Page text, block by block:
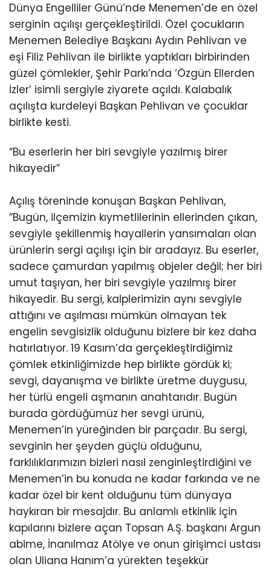
Dünya Engelliler Günü’nde Menemen’de en özel
serginin açılışı gerçekleştirildi. Özel çocukların
Menemen Belediye Başkanı Aydın Pehlivan ve
eşi Filiz Pehlivan ile birlikte yaptıkları birbirinden
güzel çömlekler, Şehir Parkı’nda ‘Özgün Ellerden
İzler’ isimli sergiyle ziyarete açıldı. Kalabalık
açılışta kurdeleyi Başkan Pehlivan ve çocuklar
birlikte kesti.
“Bu eserlerin her biri sevgiyle yazılmış birer
hikayedir”
Açılış töreninde konuşan Başkan Pehlivan,
“Bugün, ilçemizin kıymetlilerinin ellerinden çıkan,
sevgiyle şekillenmiş hayallerin yansımaları olan
ürünlerin sergi açılışı için bir aradayız. Bu eserler,
sadece çamurdan yapılmış objeler değil; her biri
umut taşıyan, her biri sevgiyle yazılmış birer
hikayedir. Bu sergi, kalplerimizin aynı sevgiyle
attığını ve aşılması mümkün olmayan tek
engelin sevgisizlik olduğunu bizlere bir kez daha
hatırlatıyor. 19 Kasım’da gerçekleştirdiğimiz
çömlek etkinliğimizde hep birlikte gördük ki;
sevgi, dayanışma ve birlikte üretme duygusu,
her türlü engeli aşmanın anahtarıdır. Bugün
burada gördüğümüz her sevgi ürünü,
Menemen’in yüreğinden bir parçadır. Bu sergi,
sevginin her şeyden güçlü olduğunu,
farklılıklarımızın bizleri nasıl zenginleştirdiğini ve
Menemen’in bu konuda ne kadar farkında ve ne
kadar özel bir kent olduğunu tüm dünyaya
haykıran bir mesajdır. Bu anlamlı etkinlik için
kapılarını bizlere açan Topsan A.Ş. başkanı Argun
abime, İnanılmaz Atölye ve onun girişimci ustası
olan Uliana Hanım’a yürekten teşekkür